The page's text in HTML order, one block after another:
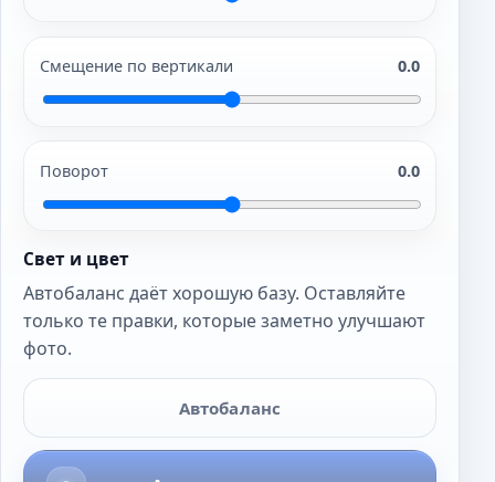
Смещение по вертикали 0.0
Поворот 0.0
Свет и цвет
Автобаланс даёт хорошую базу. Оставляйте
только те правки, которые заметно улучшают
фото.
Автобаланс